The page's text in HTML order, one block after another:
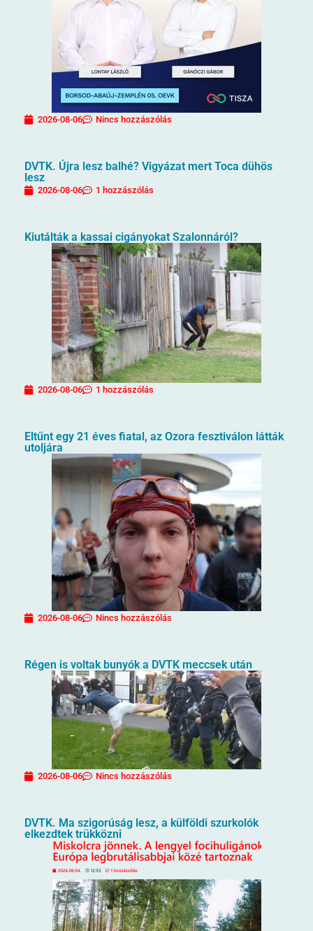
2026-08-06 Nincs hozzászólás
DVTK. Újra lesz balhé? Vigyázat mert Toca dühös
lesz
2026-08-06 1 hozzászólás
Kiutálták a kassai cigányokat Szalonnáról?
2026-08-06 1 hozzászólás
Eltűnt egy 21 éves fiatal, az Ozora fesztiválon látták
utoljára
2026-08-06 Nincs hozzászólás
Régen is voltak bunyók a DVTK meccsek után
2026-08-06 Nincs hozzászólás
DVTK. Ma szigorúság lesz, a külföldi szurkolók
elkezdtek trükközni